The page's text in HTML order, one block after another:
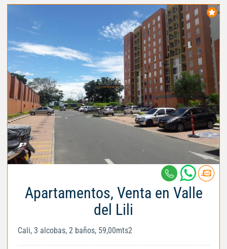
Apartamentos, Venta en Valle
del Lili
Cali, 3 alcobas, 2 baños, 59,00mts2